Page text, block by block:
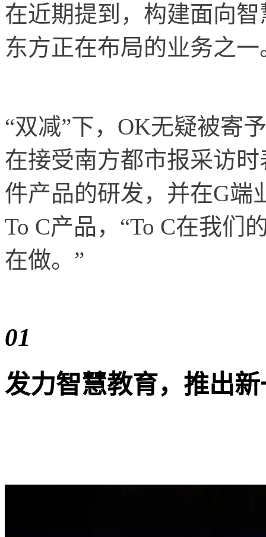
在近期提到，构建面向
东方正在布局的业务之一
“双减”下，OK无疑被寄
在接受南方都市报采访
件产品的研发，并在G端
To C产品，“To C在我们
在做。”
01
发力智慧教育，推出